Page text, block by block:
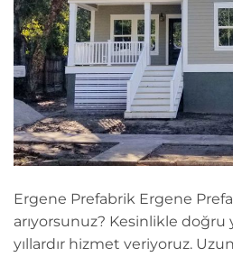
Ergene Prefabrik Ergene
arıyorsunuz? Kesinlikle
yıllardır hizmet veriyoruz.